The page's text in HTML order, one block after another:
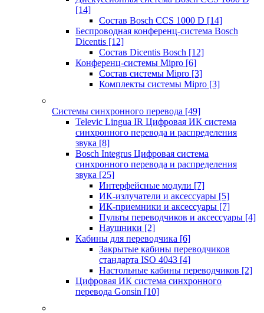
[14]
Состав Bosch CCS 1000 D [14]
Беспроводная конференц-система Bosch
Dicentis [12]
Состав Dicentis Bosch [12]
Конференц-системы Mipro [6]
Состав системы Mipro [3]
Комплекты системы Mipro [3]
Системы синхронного перевода [49]
Televic Lingua IR Цифровая ИК система
синхронного перевода и распределения
звука [8]
Bosch Integrus Цифровая система
синхронного перевода и распределения
звука [25]
Интерфейсные модули [7]
ИК-излучатели и аксессуары [5]
ИК-приемники и аксессуары [7]
Пульты переводчиков и аксессуары [4]
Наушники [2]
Кабины для переводчика [6]
Закрытые кабины переводчиков
стандарта ISO 4043 [4]
Настольные кабины переводчиков [2]
Цифровая ИК система синхронного
перевода Gonsin [10]